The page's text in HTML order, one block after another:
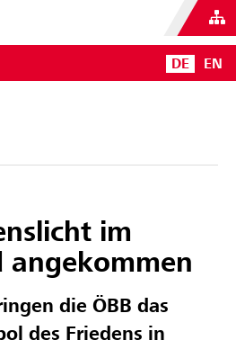
DE EN
im
angekommen
die ÖBB das
des Friedens in